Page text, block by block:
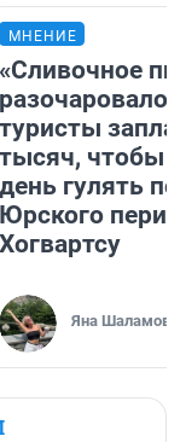
МНЕНИЕ
«Сливочное
разочаровало»:
туристы
тысяч, чтобы
день гулять по
Юрского
Хогвартсу
Яна Шаламова